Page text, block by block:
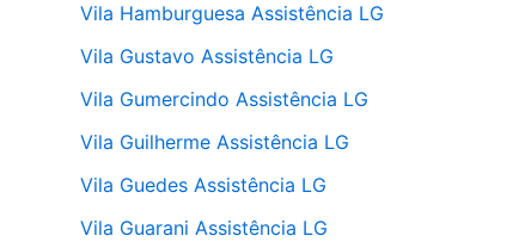
Vila Hamburguesa Assistência LG
Vila Gustavo Assistência LG
Vila Gumercindo Assistência LG
Vila Guilherme Assistência LG
Vila Guedes Assistência LG
Vila Guarani Assistência LG